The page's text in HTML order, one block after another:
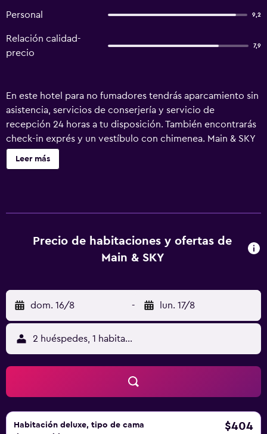
Personal 9,2
Relación calidad-
precio
7,9
En este hotel para no fumadores tendrás aparcamiento sin
asistencia, servicios de conserjería y servicio de
recepción 24 horas a tu disposición. También encontrarás
check-in exprés y un vestíbulo con chimenea. Main & SKY
ofrece 33 alojamientos con aire acondicionado, cafetera y
tetera y albornoces. Todos los alojamientos tienen
artículos de higiene personal gratuitos y secador de pelo.
Este hotel en Park City ofrece acceso a Internet wifi gratis.
restricciones). Se ofrece servicio de limpieza todos los
días. Se pueden practicar las actividades de ocio y
esparcimiento que se indican más abajo en las
instalaciones o cerca del alojamiento (es posible que se
aplique un recargo).
Leer más
Precio de habitaciones y ofertas de
Main & SKY
dom. 16/8 - lun. 17/8
2 huéspedes, 1 habitación
Habitación deluxe, tipo de cama
$404